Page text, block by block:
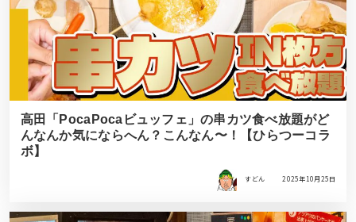
高田「PocaPocaビュッフェ」の串カツ食べ放題がど
んなんか気にならへん？こんなん〜！【ひらつーコラ
ボ】
すどん 2025年10月25日